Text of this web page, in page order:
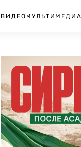
ВИДЕО МУЛЬТИМЕДИА